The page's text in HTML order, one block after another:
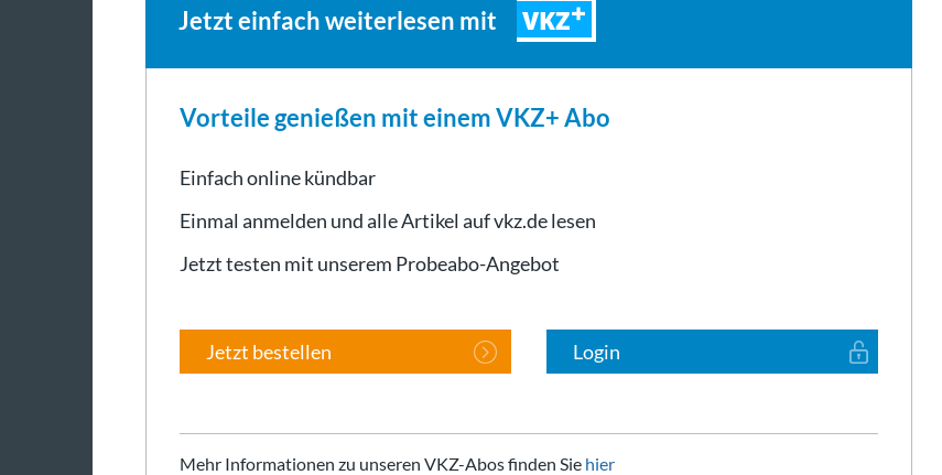
Jetzt einfach weiterlesen mit VKZ
Vorteile genießen mit einem VKZ+ Abo
Einfach online kündbar
Einmal anmelden und alle Artikel auf vkz.de lesen
Jetzt testen mit unserem Probeabo-Angebot
Jetzt bestellen Login
Mehr Informationen zu unseren VKZ-Abos finden Sie hier